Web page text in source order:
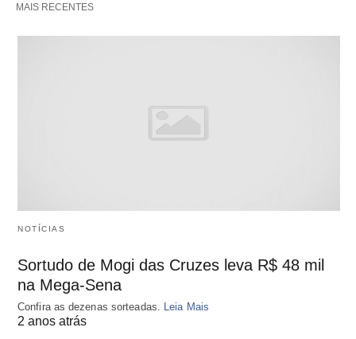
MAIS RECENTES
NOTÍCIAS
Sortudo de Mogi das Cruzes leva R$ 48 mil
na Mega-Sena
Confira as dezenas sorteadas. Leia Mais
2 anos atrás